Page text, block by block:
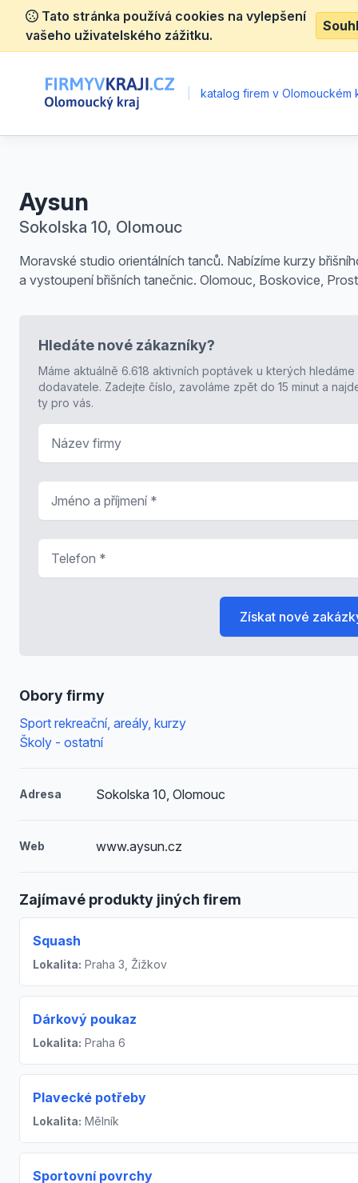
Tato stránka používá cookies na vylepšení
vašeho uživatelského zážitku.
katalog firem v Olomouckém
Aysun
Sokolska 10, Olomouc
Moravské studio orientálních tanců. Nabízíme kurzy
a vystoupení břišních tanečnic. Olomouc, Boskovice,
Obory firmy
Sport rekreační, areály, kurzy
Školy - ostatní
Adresa Sokolska 10, Olomouc
Web www.aysun.cz
Zajímavé produkty jiných firem
Squash
Lokalita: Praha 3, Žižkov
Dárkový poukaz
Lokalita: Praha 6
Plavecké potřeby
Lokalita: Mělník
Sportovní povrchy
Hledáte nové zákazníky?
Máme aktuálně 6.618 aktivních poptávek u kterých hledáme
dodavatele. Zadejte číslo, zavoláme zpět do 15 minut a
ty pro vás.
Získat nové